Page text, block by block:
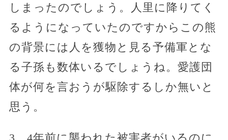
しまったのでしょう。人里に降りてく
るようになっていたのですからこの熊
の背景には人を獲物と見る予備軍とな
る子孫も数体いるでしょうね。愛護団
体が何を言おうが駆除するしか無いと
思う。